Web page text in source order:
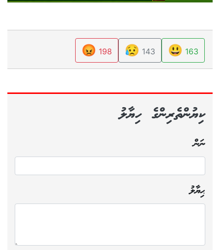
163
😃
143
😥
198
😡
ކިޔުންތެރިންގެ ހިޔާލު
ނަން
ޙިޔާލު